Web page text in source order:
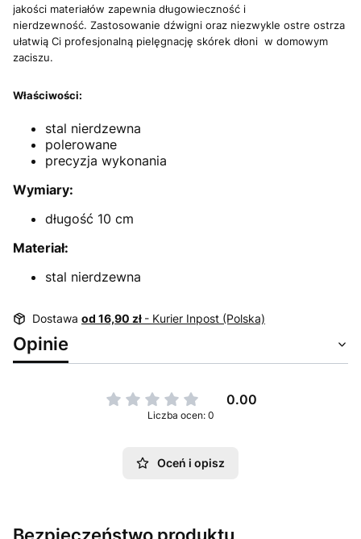
jakości materiałów zapewnia długowieczność i
nierdzewność. Zastosowanie dźwigni oraz niezwykle ostre ostrza
ułatwią Ci profesjonalną pielęgnację skórek dłoni w domowym
zaciszu.
Właściwości:
stal nierdzewna
polerowane
precyzja wykonania
Wymiary:
długość 10 cm
Materiał:
stal nierdzewna
Dostawa od 16,90 zł - Kurier Inpost (Polska)
Opinie
0.00
Liczba ocen: 0
Oceń i opisz
Bezpieczeństwo produktu